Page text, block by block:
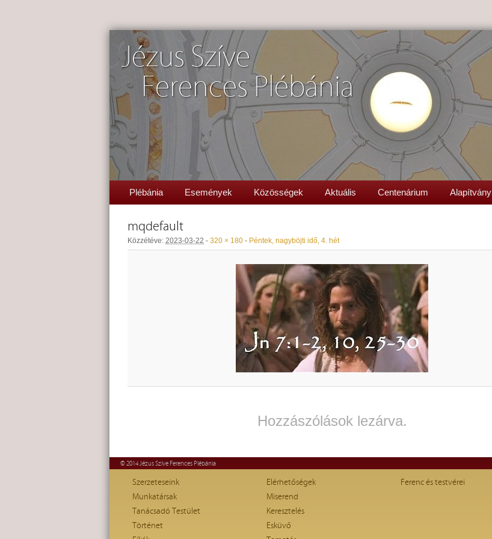
Jézus Szíve
Ferences Plébánia
Plébánia Események Közösségek Aktuális Centenárium Alapítvány
mqdefault
Közzétéve: 2023-03-22 - 320 × 180 - Péntek, nagyböjti idő, 4. hét
Hozzászólások lezárva.
© 2014 Jézus Szíve Ferences Plébánia
Szerzeteseink
Munkatársak
Tanácsadó Testület
Történet
Elérhetőségek
Miserend
Keresztelés
Esküvő
Ferenc és testvérei